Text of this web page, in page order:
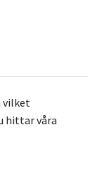
vilket
hittar våra